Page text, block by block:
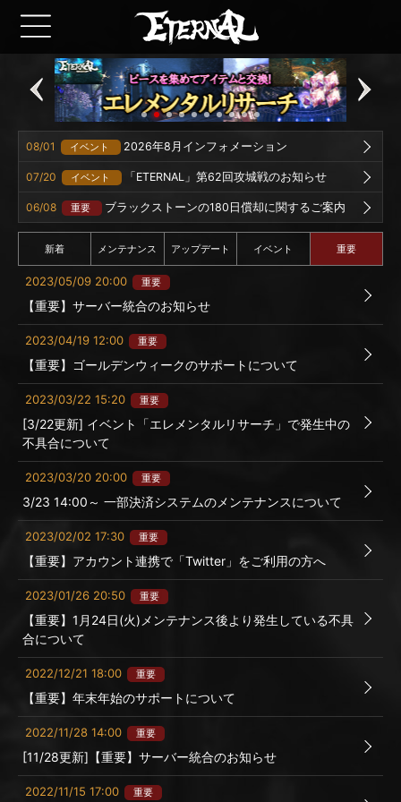
08/01 イベント 2026年8月インフォメーション
07/20 イベント 「ETERNAL」第62回攻城戦のお知らせ
06/08 重要 ブラックストーンの180日償却に関するご案内
新着 メンテナンス アップデート イベント 重要
2023/05/09 20:00 重要
【重要】サーバー統合のお知らせ
2023/04/19 12:00 重要
【重要】ゴールデンウィークのサポートについて
2023/03/22 15:20 重要
[3/22更新] イベント「エレメンタルリサーチ」で発生中の
不具合について
2023/03/20 20:00 重要
3/23 14:00～ 一部決済システムのメンテナンスについて
2023/02/02 17:30 重要
【重要】アカウント連携で「Twitter」をご利用の方へ
2023/01/26 20:50 重要
【重要】1月24日(火)メンテナンス後より発生している不具
合について
2022/12/21 18:00 重要
【重要】年末年始のサポートについて
2022/11/28 14:00 重要
[11/28更新]【重要】サーバー統合のお知らせ
2022/11/15 17:00 重要